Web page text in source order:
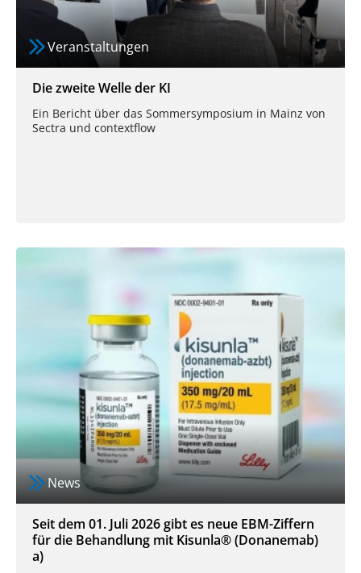
Veranstaltungen
Die zweite Welle der KI
Ein Bericht über das Sommersymposium in Mainz von
Sectra und contextflow
News
Seit dem 01. Juli 2026 gibt es neue EBM-Ziffern
für die Behandlung mit Kisunla® (Donanemab)
a)